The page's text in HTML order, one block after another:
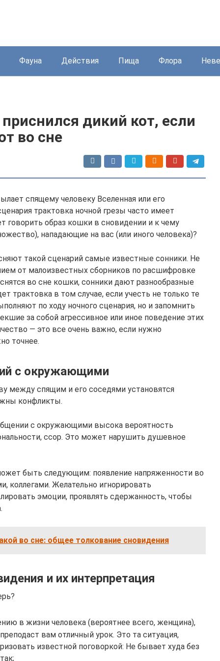
Фауна Действия Пища Флора
дикий кот, если
во сне
спящему человеку Вселенная или его
трактовка ночной грезы часто имеет
говорить образ кошки в сновидении и к чему
нападающие на вас (или иного человека)?
такой сценарий самые известные сонники. Не
от малоизвестных сборников по расшифровке
во сне кошки, сонники дают разнообразные
трактовка в том случае, если учесть не только те
по ходу ночного сценария, но и запомнить
за собой агрессивное или иное поведение этих
— это все очень важно, если нужно
точнее.
с окружающими
между спящим и его соседями установятся
конфликты.
с окружающими высока вероятность
ссор. Это может нарушить душевное
быть следующим: появление напряженности во
коллегами. Желательно игнорировать
эмоции, проявлять сдержанность, чтобы
во сне: общее толкование сновидения
и их интерпретация
в жизни человека (вероятнее всего, женщина),
вам отличный урок. Это та ситуация,
известной поговоркой: Не бывает худа без